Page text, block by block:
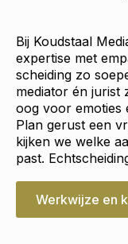
Bij Koudstaal
expertise met
scheiding zo
mediator én jurist
oog voor emoties
Plan gerust een
kijken we welke
past.
Werkwijze en